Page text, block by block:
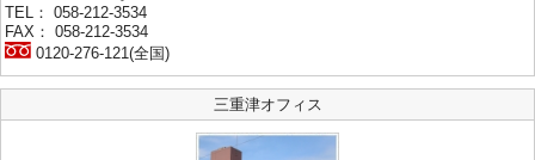
TEL： 058-212-3534
FAX： 058-212-3534
0120-276-121(全国)
三重津オフィス